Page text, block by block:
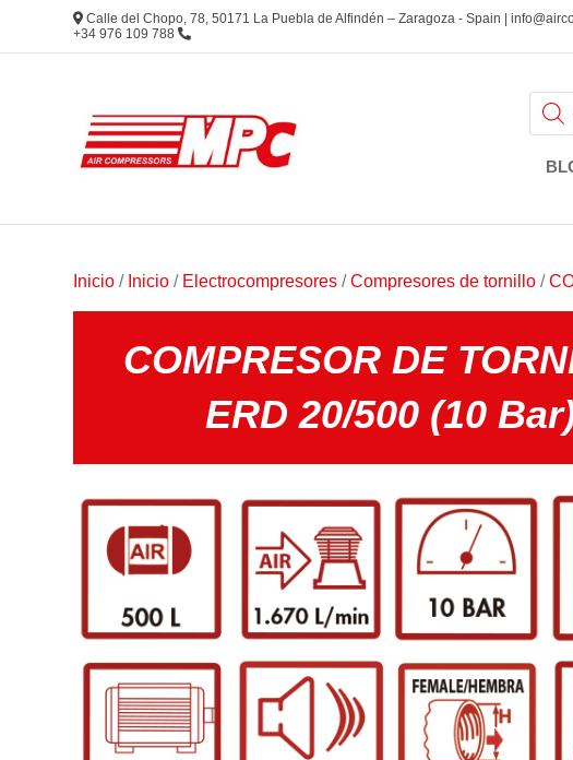
Calle del Chopo, 78, 50171 La Puebla de Alfindén – Zaragoza - Spain |
+34 976 109 788
de
Inicio / Inicio / Electrocompresores /Compresores de tornillo /
COMPRESOR DE
ERD 20/500 (10